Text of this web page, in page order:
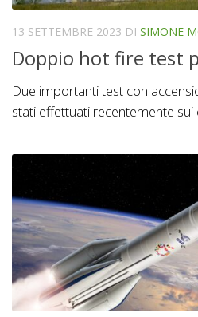
13 SETTEMBRE 2023 DI SIMONE
Doppio hot fire test
Due importanti test con
stati effettuati recentemente